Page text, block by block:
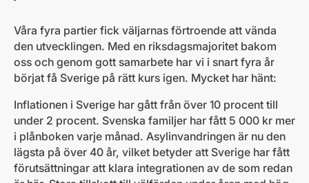
Våra fyra partier fick väljarnas förtroende att vända
den utvecklingen. Med en riksdagsmajoritet bakom
oss och genom gott samarbete har vi i snart fyra år
börjat få Sverige på rätt kurs igen. Mycket har hänt:
Inflationen i Sverige har gått från över 10 procent till
under 2 procent. Svenska familjer har fått 5 000 kr mer
i plånboken varje månad. Asylinvandringen är nu den
lägsta på över 40 år, vilket betyder att Sverige har fått
förutsättningar att klara integrationen av de som redan